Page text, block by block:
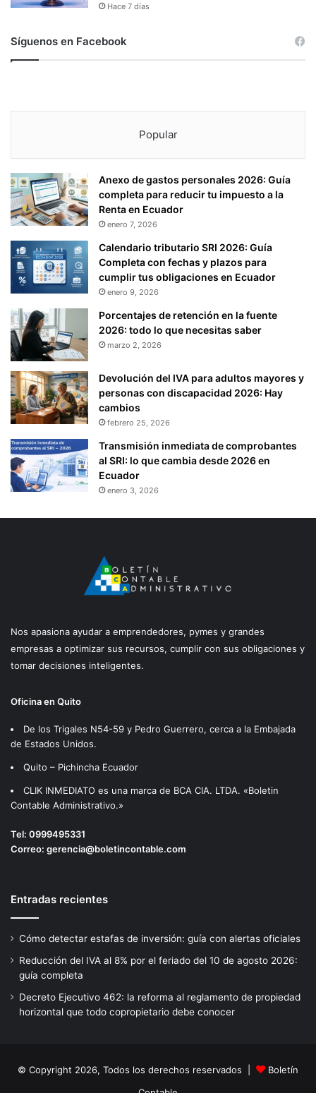
Hace 7 días
Síguenos en Facebook
Popular
Anexo de gastos personales 2026: Guía
completa para reducir tu impuesto a la
Renta en Ecuador
enero 7, 2026
Calendario tributario SRI 2026: Guía
Completa con fechas y plazos para
cumplir tus obligaciones en Ecuador
enero 9, 2026
Porcentajes de retención en la fuente
2026: todo lo que necesitas saber
marzo 2, 2026
Devolución del IVA para adultos mayores y
personas con discapacidad 2026: Hay
cambios
febrero 25, 2026
Transmisión inmediata de comprobantes
al SRI: lo que cambia desde 2026 en
Ecuador
enero 3, 2026
Nos apasiona ayudar a emprendedores, pymes y grandes
empresas a optimizar sus recursos, cumplir con sus obligaciones y
tomar decisiones inteligentes.
Oficina en Quito
De los Trigales N54-59 y Pedro Guerrero, cerca a la Embajada
de Estados Unidos.
Quito – Pichincha Ecuador
CLIK INMEDIATO es una marca de BCA CIA. LTDA. «Boletin
Contable Administrativo.»
Tel: 0999495331
Correo: gerencia@boletincontable.com
Entradas recientes
Cómo detectar estafas de inversión: guía con alertas oficiales
Reducción del IVA al 8% por el feriado del 10 de agosto 2026:
guía completa
Decreto Ejecutivo 462: la reforma al reglamento de propiedad
horizontal que todo copropietario debe conocer
© Copyright 2026, Todos los derechos reservados |
Boletín